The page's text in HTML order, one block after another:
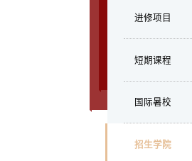
进修项目
短期课程
国际暑校
招生学院